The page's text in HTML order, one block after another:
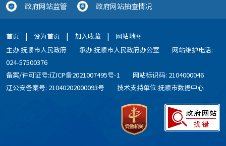
政府网站监管 政府网站抽查情况
首页 | 设为首页 | 加入收藏 |
网站地图
主办:抚顺市人民政府
承办:抚顺市人民政府办公室
网站维护电话:
024-57500376
备案/许可证号:辽ICP备2021007495号-1
网站标识码: 2104000046
辽公安备案号: 21040202000093号
技术支持单位:抚顺市数据中心